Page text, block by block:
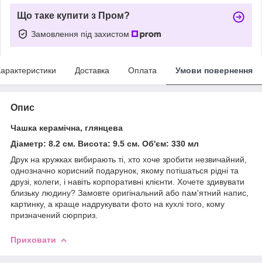
Що таке купити з Пром?
Замовлення під захистом
Доставка Оплата Умови повернення
Опис
Чашка керамічна, глянцева
Діаметр: 8.2 см. Висота: 9.5 см. Об'єм: 330 мл
Друк на кружках вибирають ті, хто хоче зробити незвичайний,
однозначно корисний подарунок, якому потішаться рідні та
друзі, колеги, і навіть корпоративні клієнти. Хочете здивувати
близьку людину? Замовте оригінальний або пам'ятний напис,
картинку, а краще надрукувати фото на кухлі того, кому
призначений сюрприз.
Приховати